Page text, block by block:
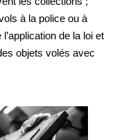
à la police ou à
de la loi et
objets volés avec